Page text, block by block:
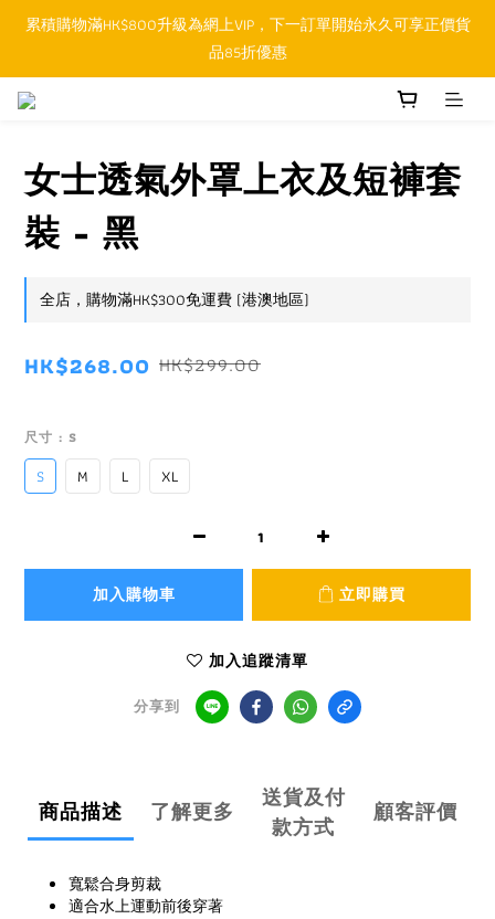
順豐香港SFHK APP取件通知功能將取代SMS短訊
累積購物滿HK$800升級為網上VIP，下一訂單開始永久可享正價貨
品85折優惠
順豐香港SFHK APP取件通知功能將取代SMS短訊
女士透氣外罩上衣及短褲套
裝 - 黑
全店，購物滿HK$300免運費 (港澳地區)
HK$268.00 HK$299.00
尺寸 : S
S M L XL
加入購物車 立即購買
加入追蹤清單
分享到
商品描述 了解更多
送貨及付
款方式
顧客評價
寬鬆合身剪裁
適合水上運動前後穿著